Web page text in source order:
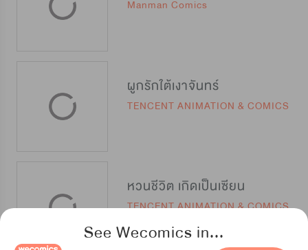
See Wecomics in...
Manman Comics
ผูกรักใต้เงาจันทร์
TENCENT ANIMATION & COMICS
หวนชีวิต เกิดเป็นเซียน
TENCENT ANIMATION & COMICS